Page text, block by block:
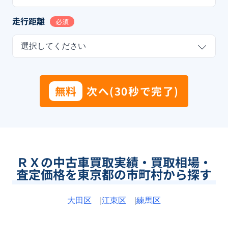
走行距離 必須
選択してください
無料 次へ(30秒で完了)
ＲＸの中古車買取実績・買取相場・
査定価格を東京都の市町村から探す
大田区 江東区 練馬区